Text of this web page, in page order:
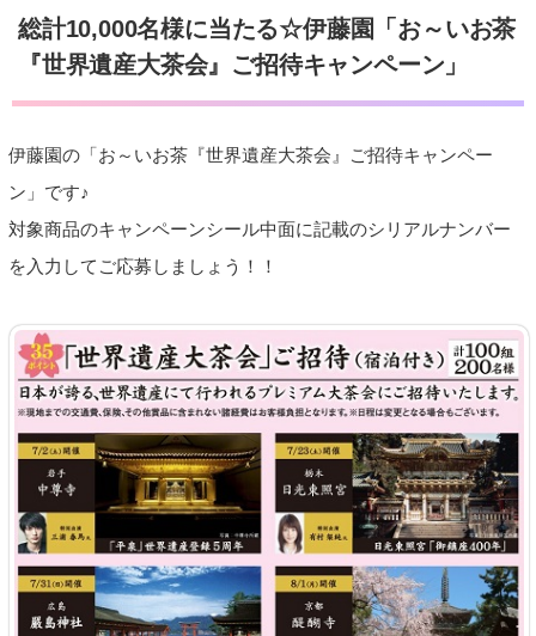
総計10,000名様に当たる☆伊藤園「お～いお茶
『世界遺産大茶会』ご招待キャンペーン」
伊藤園の「お～いお茶『世界遺産大茶会』ご招待キャンペー
ン」です♪
対象商品のキャンペーンシール中面に記載のシリアルナンバー
を入力してご応募しましょう！！